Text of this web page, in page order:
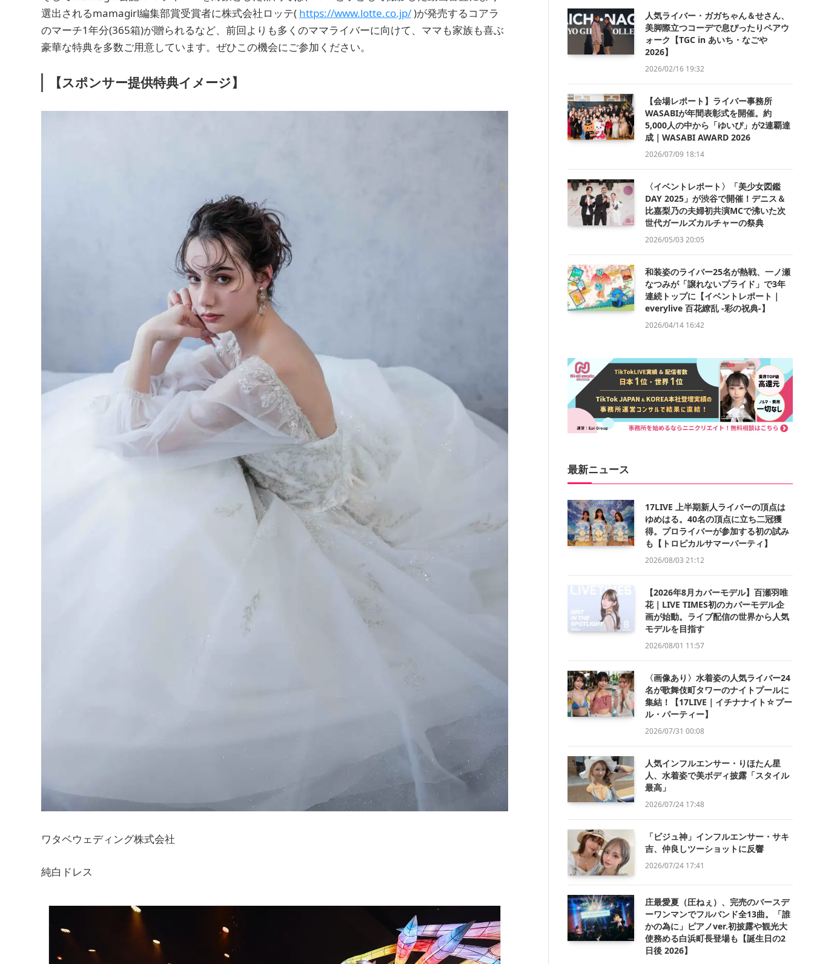
選出されるmamagirl編集部賞受賞者に株式会社ロッテ( https://www.lotte.co.jp/)が発売するコアラ
のマーチ1年分(365箱)が贈られるなど、前回よりも多くのママライバーに向けて、ママも家族も喜ぶ
豪華な特典を多数ご用意しています。ぜひこの機会にご参加ください。
【スポンサー提供特典イメージ】
ワタベウェディング株式会社
純白ドレス
人気ライバー・ガガちゃん＆せさん、
美脚際立つコーデで息ぴったりペアウ
ォーク【TGC in あいち・なごや
2026】
2026/02/16 19:32
【会場レポート】ライバー事務所
WASABIが年間表彰式を開催。約
5,000人の中から「ゆいぴ」が2連覇達
成｜WASABI AWARD 2026
2026/07/09 18:14
〈イベントレポート〉「美少女図鑑
DAY 2025」が渋谷で開催！デニス＆
比嘉梨乃の夫婦初共演MCで沸いた次
世代ガールズカルチャーの祭典
2026/05/03 20:05
和装姿のライバー25名が熱戦、一ノ瀬
なつみが「譲れないプライド」で3年
連続トップに【イベントレポート｜
everylive 百花繚乱 -彩の祝典-】
2026/04/14 16:42
最新ニュース
17LIVE 上半期新人ライバーの頂点は
ゆめはる。40名の頂点に立ち二冠獲
得。プロライバーが参加する初の試み
も【トロピカルサマーパーティ】
2026/08/03 21:12
【2026年8月カバーモデル】百瀬羽唯
花｜LIVE TIMES初のカバーモデル企
画が始動。ライブ配信の世界から人気
モデルを目指す
2026/08/01 11:57
〈画像あり〉水着姿の人気ライバー24
名が歌舞伎町タワーのナイトプールに
集結！【17LIVE｜イチナナイト☆プー
ル・パーティー】
2026/07/31 00:08
人気インフルエンサー・りほたん星
人、水着姿で美ボディ披露「スタイル
最高」
2026/07/24 17:48
「ビジュ神」インフルエンサー・サキ
吉、仲良しツーショットに反響
2026/07/24 17:41
庄最愛夏（圧ねぇ）、完売のバースデ
ーワンマンでフルバンド全13曲。「誰
かの為に」ピアノver.初披露や観光大
使務める白浜町長登場も【誕生日の2
日後 2026】